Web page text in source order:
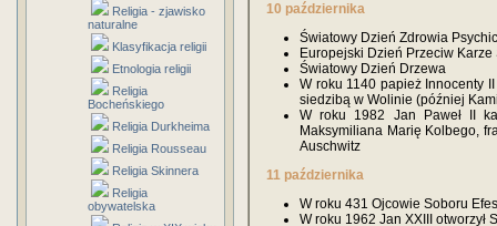
Religia - zjawisko
naturalne
Klasyfikacja religii
Etnologia religii
Religia
Bocheńskiego
Religia Durkheima
Religia Rousseau
Religia Skinnera
Religia
obywatelska
10 października
Światowy Dzień Zdrowia
Europejski Dzień Przeciw Karze
Światowy Dzień Drzewa
W roku 1140 papież Innocenty
siedzibą w Wolinie (później
W roku 1982 Jan Paweł II
Maksymiliana Marię Kolbego,
Auschwitz
11 października
W roku 431 Ojcowie Soboru
W roku 1962 Jan XXIII otworzył